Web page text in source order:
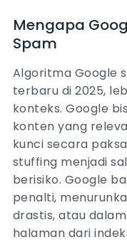
Mengapa
Spam
Algoritma Google
terbaru di 2025,
konteks. Google
konten yang
kunci secara
stuffing menjadi
berisiko. Google
penalti,
drastis, atau
halaman dari